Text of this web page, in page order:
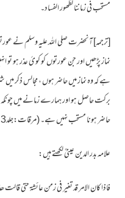
مستحب فی زماننا لظھور الفساد۔
[ترجمہ] آنحضرت صلی اللہ علیہ وسلم نے
نماز پڑھیں اور جن عورتوں کو کوئ عذر ہو
ہے کہ وہ نماز میں حاضر ہوں ، مجالس ذکر
برکت حاصل ہو اور ہمارے زمانے میں چونکہ
حاضر ہونا مستحب نہیں ہے۔ (مرقات:جلد3 صفحہ483)
علامہ بدر الدین عینیؒ لکھتے ہیں:
فاذا کان الامر قد تغیر فی زمن عائشۃ حتی